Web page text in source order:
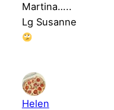
Martina…..
Lg Susanne
Helen